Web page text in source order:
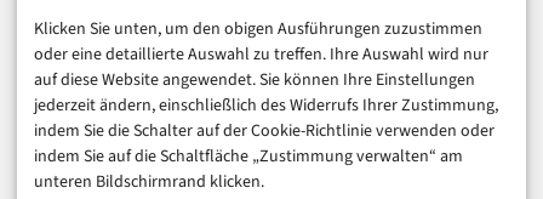
Klicken Sie unten, um den obigen Ausführungen zuzustimmen
oder eine detaillierte Auswahl zu treffen. Ihre Auswahl wird nur
auf diese Website angewendet. Sie können Ihre Einstellungen
jederzeit ändern, einschließlich des Widerrufs Ihrer Zustimmung,
indem Sie die Schalter auf der Cookie-Richtlinie verwenden oder
indem Sie auf die Schaltfläche „Zustimmung verwalten“ am
unteren Bildschirmrand klicken.
Weiterführende Tests und aktuelle Vergleiche bieten
CHIPundheise Downloadmit regelmäßig
aktualisierten Produkttests.
CYBERSECURITY DATENSCHUTZ